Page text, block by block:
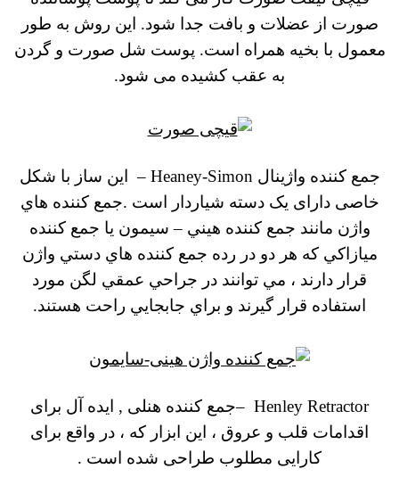
صورت از عضلات و بافت جدا شود. این روش به طور
معمول با بخیه همراه است. پوست شل صورت و گردن
به عقب کشیده می شود.
جمع کننده واژینال Heaney-Simon –
این ساز با شکل
خاصی دارای یک دسته شیاردار است .جمع كننده هاي
واژن مانند جمع كننده هيني – سيمون يا جمع كننده
ميازاكي كه هر دو در رده جمع كننده هاي دستي واژن
قرار دارند ، مي توانند در جراحي عمقي لگن مورد
استفاده قرار گيرند و براي جابجايي راحت هستند.
Henley Retractor
–جمع کننده هنلی , ایده آل برای
اقدامات قلب و عروق ، این ابزار که ، در واقع برای
کارایی مطلوب طراحی شده است .